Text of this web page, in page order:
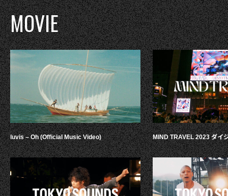
MOVIE
luvis – Oh (Official Music Video) MIND TRAVEL 2023 ダイ